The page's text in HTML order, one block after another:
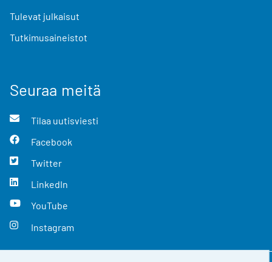
Tulevat julkaisut
Tutkimusaineistot
Seuraa meitä
Tilaa uutisviesti
Facebook
Twitter
LinkedIn
YouTube
Instagram